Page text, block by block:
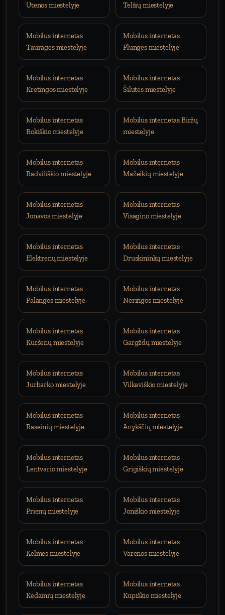
Utenos miestelyje
Telšių miestelyje
Mobilus internetas
Tauragės miestelyje
Mobilus internetas
Plungės miestelyje
Mobilus internetas
Kretingos miestelyje
Mobilus internetas
Šilutės miestelyje
Mobilus internetas
Rokiškio miestelyje
Mobilus internetas Biržų
miestelyje
Mobilus internetas
Radviliškio miestelyje
Mobilus internetas
Mažeikių miestelyje
Mobilus internetas
Jonavos miestelyje
Mobilus internetas
Visagino miestelyje
Mobilus internetas
Elektrėnų miestelyje
Mobilus internetas
Druskininkų miestelyje
Mobilus internetas
Palangos miestelyje
Mobilus internetas
Neringos miestelyje
Mobilus internetas
Kuršėnų miestelyje
Mobilus internetas
Gargždų miestelyje
Mobilus internetas
Jurbarko miestelyje
Mobilus internetas
Vilkaviškio miestelyje
Mobilus internetas
Raseinių miestelyje
Mobilus internetas
Anykščių miestelyje
Mobilus internetas
Lentvario miestelyje
Mobilus internetas
Grigiškių miestelyje
Mobilus internetas
Prienų miestelyje
Mobilus internetas
Joniškio miestelyje
Mobilus internetas
Kelmės miestelyje
Mobilus internetas
Varėnos miestelyje
Mobilus internetas
Kėdainių miestelyje
Mobilus internetas
Kupiškio miestelyje